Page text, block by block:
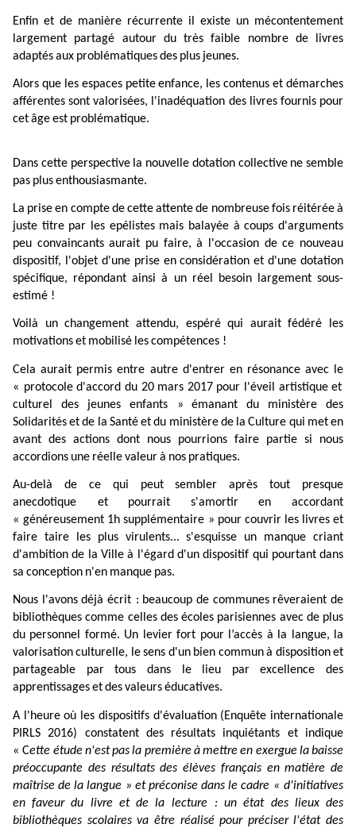
Enfin et de manière récurrente il existe un mécontentement
largement
partagé autour du très faible nombre de
livres
adaptésaux problématiquesdes plus jeunes.
Alors que les espaces petite enfance, les contenus et démarches
afférentes sont valorisées, l'inadéquation des livres fournis pour
cetâgeest problématique.
Dans cette perspective la nouvelle dotation collective ne semble
pas plusenthousiasmante.
La prise en compte de cetteattente de nombreuse fois réitéréeà
juste titre par les epélistes mais balayée à coups d'arguments
peu convaincants aurait pu faire, à l'occasion de ce nouveau
dispositif,
l'objet d'une prise en considération et d'une dotation
spécifique, répondant ainsi à un réel besoin largement sous-
estimé !
Voilà un changement attendu, espéré qui aurait fédéré
les
motivationset mobilisé lescompétences !
Cela aurait permis entre autre d'entrer en résonance avec
le
« protocole d'accord du 20 mars 2017 pour l'éveil artistique et
culturel
des jeunes enfants » émanant du ministère
des
Solidarités et de la Santé et du ministère de la Culture qui met en
avant des actions dont nous pourrions faire partie si
nous
accordions une réellevaleurà nos pratiques.
Au-delà de ce qui peut sembler après tout
presque
anecdotique et
pourrait s'amortir en
accordant
« généreusement 1h supplémentaire » pour couvrir les livres et
faire taire les plus virulents... s'esquisse un manque criant
d'ambition de la Ville à l'égard d'un dispositif qui pourtant dans
sa conception n'en manque pas.
Nous l'avons déjà écrit : beaucoup de communes rêveraient de
bibliothèques comme celles des écoles parisiennes avec de plus
du personnel formé. Un levier fort pour l’accès à la langue, la
valorisation culturelle, le sens d'un bien commun à disposition et
partageable
par tous dans le lieu par excellence
des
apprentissagesetdesvaleurséducatives.
A l'heure où les dispositifs d'évaluation (Enquête internationale
PIRLS 2016) constatent des résultats inquiétants et
indique
« Cette étude n'est pas la première à mettre en exergue la baisse
préoccupante des résultats des élèves français en matière de
maîtrise de la langue » et préconise dans le cadre « d'initiatives
en faveur du livre et de la lecture : un état des lieux des
bibliothèques scolaires va être réalisé pour préciser l'état des